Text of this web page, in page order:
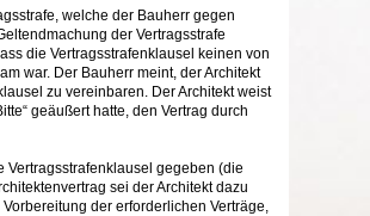
welche der Bauherr gegen
der Vertragsstrafe
die Vertragsstrafenklausel keinen von
war. Der Bauherr meint, der Architekt
zu vereinbaren. Der Architekt weist
geäußert hatte, den Vertrag durch
Vertragsstrafenklausel gegeben (die
sei der Architekt dazu
der erforderlichen Verträge,